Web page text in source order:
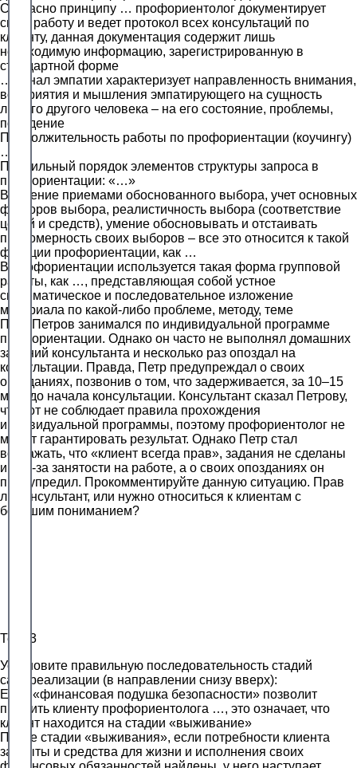
Согласно принципу … профориентолог документирует
свою работу и ведет протокол всех консультаций по
клиенту, данная документация содержит лишь
необходимую информацию, зарегистрированную в
стандартной форме
… канал эмпатии характеризует направленность внимания,
восприятия и мышления эмпатирующего на сущность
любого другого человека – на его состояние, проблемы,
поведение
Продолжительность работы по профориентации (коучингу)
…
Правильный порядок элементов структуры запроса в
профориентации: «…»
Владение приемами обоснованного выбора, учет основных
факторов выбора, реалистичность выбора (соответствие
целей и средств), умение обосновывать и отстаивать
правомерность своих выборов – все это относится к такой
функции профориентации, как …
В профориентации используется такая форма групповой
работы, как …, представляющая собой устное
систематическое и последовательное изложение
материала по какой-либо проблеме, методу, теме
Петр Петров занимался по индивидуальной программе
профориентации. Однако он часто не выполнял домашних
заданий консультанта и несколько раз опоздал на
консультации. Правда, Петр предупреждал о своих
опозданиях, позвонив о том, что задерживается, за 10–15
мин. до начала консультации. Консультант сказал Петрову,
что тот не соблюдает правила прохождения
индивидуальной программы, поэтому профориентолог не
может гарантировать результат. Однако Петр стал
возражать, что «клиент всегда прав», задания не сделаны
им из-за занятости на работе, а о своих опозданиях он
предупредил. Прокомментируйте данную ситуацию. Прав
ли консультант, или нужно относиться к клиентам с
большим пониманием?
Тест 3
Установите правильную последовательность стадий
самореализации (в направлении снизу вверх):
Если «финансовая подушка безопасности» позволит
прожить клиенту профориентолога …, это означает, что
клиент находится на стадии «выживание»
После стадии «выживания», если потребности клиента
закрыты и средства для жизни и исполнения своих